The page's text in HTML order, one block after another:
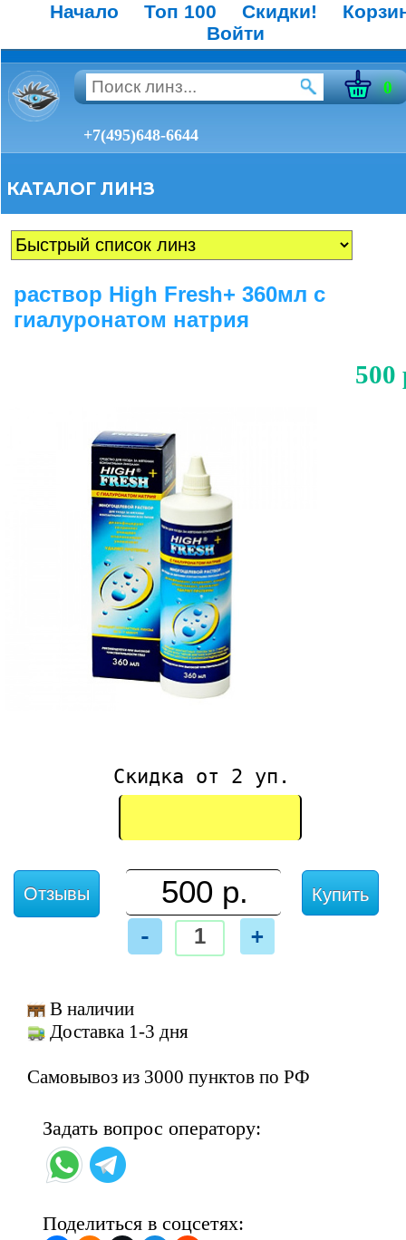
Начало Топ 100 Скидки!
Войти
0
+7(495)648-6644
КАТАЛОГ ЛИНЗ
раствор High Fresh+ 360мл с
гиалуронатом натрия
500
Скидка от 2 уп.
Отзывы
- +
Купить
В наличии
Доставка 1-3 дня
Самовывоз из 3000 пунктов по РФ
Задать вопрос оператору:
Поделиться в соцсетях: